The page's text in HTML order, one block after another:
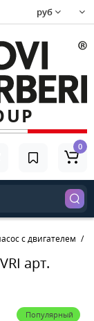
руб
0
с двигателем
арт.
Популярный